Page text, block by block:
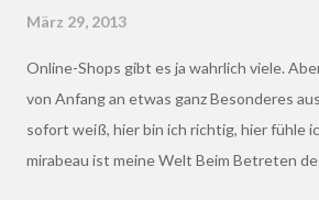
März 29, 2013
Online-Shops gibt es ja wahrlich viele.
von Anfang an etwas ganz Besonderes
sofort weiß, hier bin ich richtig, hier fühle
mirabeau ist meine Welt Beim Betreten